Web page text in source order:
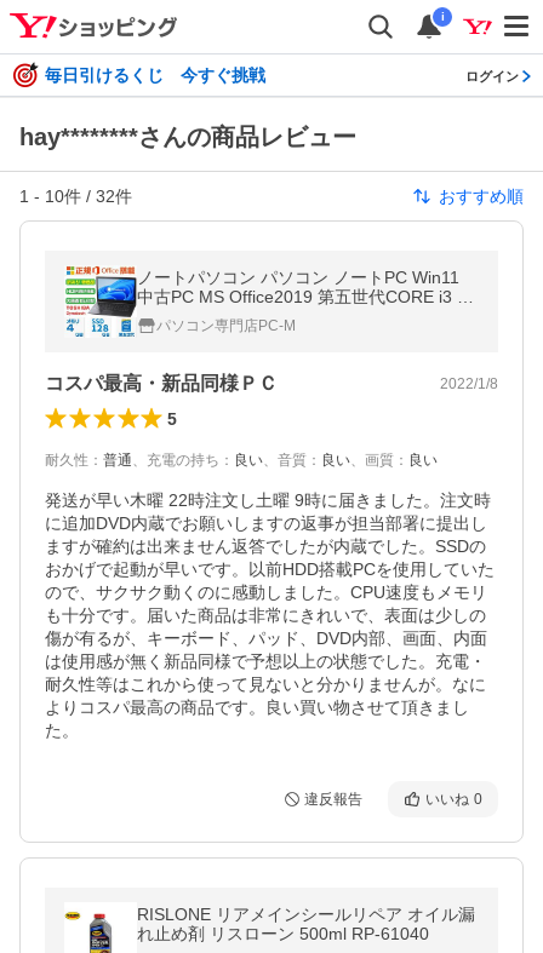
i
毎日引けるくじ 今すぐ挑戦 ログイン
hay********さんの商品レビュー
1 - 10件 / 32件 おすすめ順
ノートパソコン パソコン ノートPC Win11
中古PC MS Office2019 第五世代CORE i3 SS
D128GB メモリ4GB 15.6インチ HDMI 東芝
Dynabook B35 訳あり 特価品
パソコン専門店PC-M
コスパ最高・新品同様ＰＣ 2022/1/8
5
耐久性 ： 普通、 充電の持ち ： 良い、 音質 ： 良い、 画質 ： 良い
発送が早い木曜 22時注文し土曜 9時に届きました。注文時
に追加DVD内蔵でお願いしますの返事が担当部署に提出し
ますが確約は出来ません返答でしたが内蔵でした。SSDの
おかげで起動が早いです。以前HDD搭載PCを使用していた
ので、サクサク動くのに感動しました。CPU速度もメモリ
も十分です。届いた商品は非常にきれいで、表面は少しの
傷が有るが、キーボード、パッド、DVD内部、画面、内面
は使用感が無く新品同様で予想以上の状態でした。充電・
耐久性等はこれから使って見ないと分かりませんが。なに
よりコスパ最高の商品です。良い買い物させて頂きまし
た。
違反報告 いいね 0
RISLONE リアメインシールリペア オイル漏
れ止め剤 リスローン 500ml RP-61040